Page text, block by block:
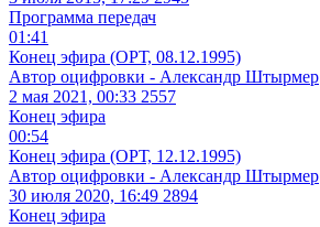
Программа передач
01:41
Конец эфира (ОРТ, 08.12.1995)
Автор оцифровки - Александр Штырмер
2 мая 2021, 00:33 2557
Конец эфира
00:54
Конец эфира (ОРТ, 12.12.1995)
Автор оцифровки - Александр Штырмер
30 июля 2020, 16:49 2894
Конец эфира